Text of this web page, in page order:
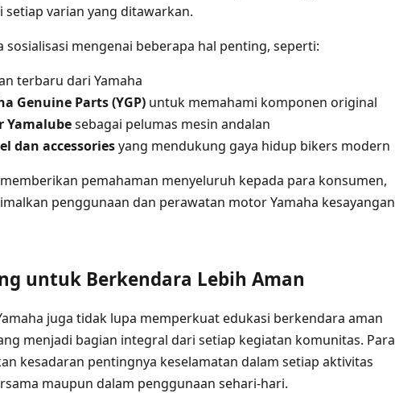
varian yang ditawarkan.
mengenai beberapa hal penting, seperti:
terbaru dari Yamaha
Genuine Parts (YGP) untuk memahami komponen original
Yamalubesebagai pelumas mesin andalan
dan accessoriesyang mendukung gaya hidup bikers modern
pemahaman menyeluruh kepada para konsumen,
penggunaan dan perawatan motor Yamaha kesayangan
untuk Berkendara Lebih Aman
juga tidak lupa memperkuat edukasi berkendara aman
menjadi bagian integral dari setiap kegiatan komunitas. Para
kesadaran pentingnya keselamatan dalam setiap aktivitas
maupun dalam penggunaan sehari-hari.